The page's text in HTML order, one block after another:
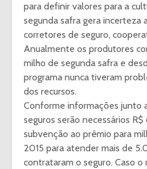
para definir valores para a
segunda safra gera incerteza
corretores de seguro,
Anualmente os produtores
milho de segunda safra e
programa nunca tiveram
dos recursos.
Conforme informações junto
seguros serão necessários
subvenção ao prêmio para
2015 para atender mais de
contrataram o seguro. Caso o